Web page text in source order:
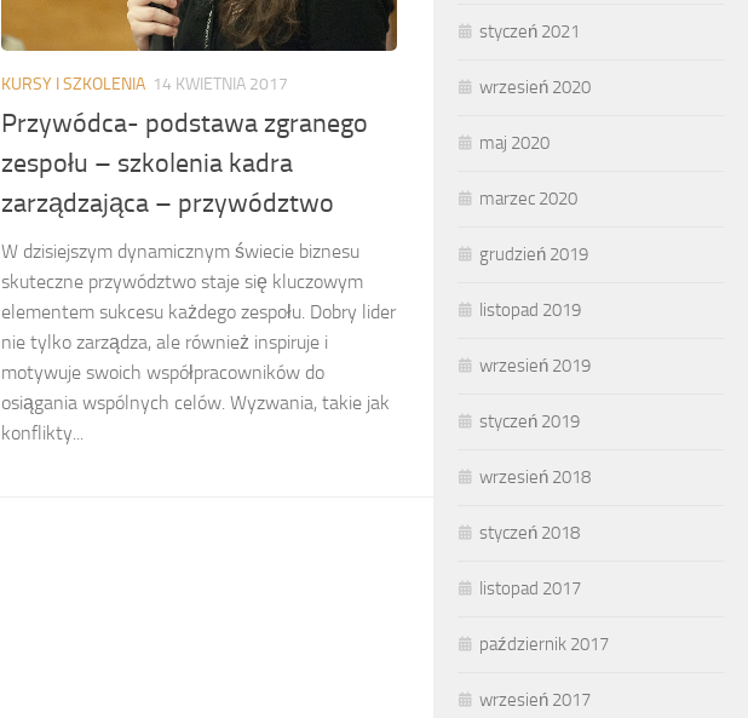
KURSY I SZKOLENIA 14 KWIETNIA 2017
Przywódca- podstawa zgranego
zespołu – szkolenia kadra
zarządzająca – przywództwo
W dzisiejszym dynamicznym świecie biznesu
skuteczne przywództwo staje się kluczowym
elementem sukcesu każdego zespołu. Dobry lider
nie tylko zarządza, ale również inspiruje i
motywuje swoich współpracowników do
osiągania wspólnych celów. Wyzwania, takie jak
konflikty...
styczeń 2021
wrzesień 2020
maj 2020
marzec 2020
grudzień 2019
listopad 2019
wrzesień 2019
styczeń 2019
wrzesień 2018
styczeń 2018
listopad 2017
październik 2017
wrzesień 2017